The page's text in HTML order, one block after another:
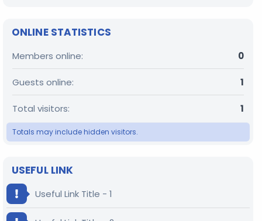
ONLINE STATISTICS
Members online 0
Guests online 1
Total visitors 1
Totals may include hidden visitors.
USEFUL LINK
Useful Link Title - 1